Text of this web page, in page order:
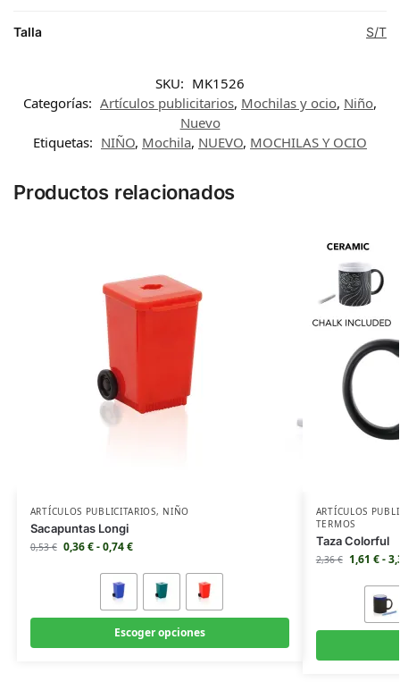
Talla S/T
SKU: MK1526
Categorías: Artículos publicitarios, Mochilas y ocio, Niño,
Nuevo
Etiquetas: NIÑO, Mochila, NUEVO, MOCHILAS Y OCIO
Productos relacionados
ARTÍCULOS PUBLICITARIOS, NIÑO
Sacapuntas Longi
0,53€ 0,36€-0,74€
Escoger opciones
ARTÍCULOS
TERMOS
Taza Colorful
2,36€ 1,61 €-